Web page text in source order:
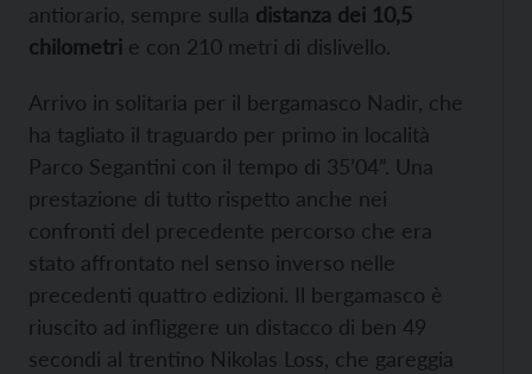
antiorario, sempre sulla distanza dei 10,5
chilometri e con 210 metri di dislivello.
Arrivo in solitaria per il bergamasco Nadir, che
ha tagliato il traguardo per primo in località
Parco Segantini con il tempo di 35’04”. Una
prestazione di tutto rispetto anche nei
confronti del precedente percorso che era
stato affrontato nel senso inverso nelle
precedenti quattro edizioni. Il bergamasco è
riuscito ad infliggere un distacco di ben 49
secondi al trentino Nikolas Loss, che gareggia